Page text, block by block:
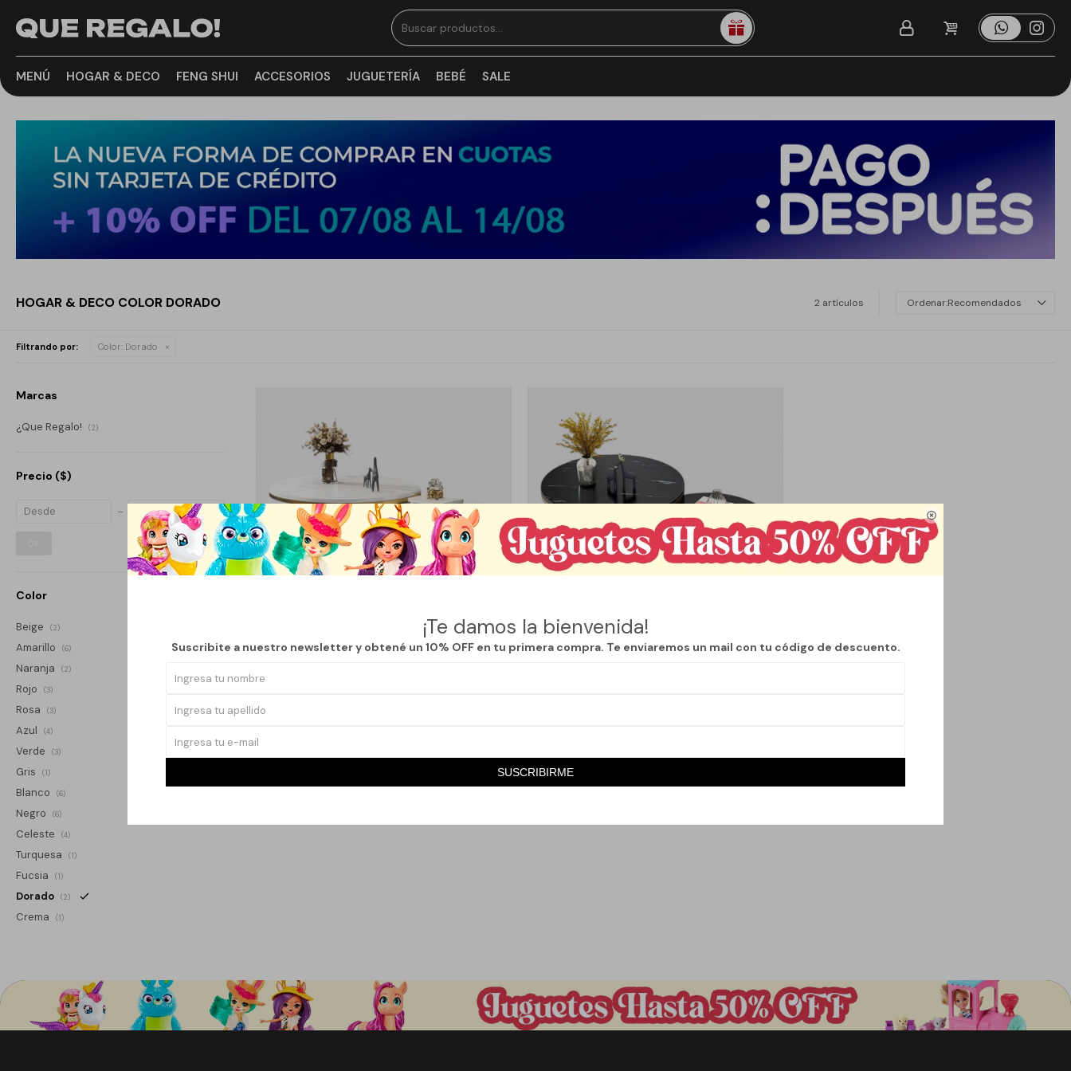

¡Te damos la bienvenida!
Suscribite a nuestro newsletter y obtené un 10% OFF en tu primera compra. Te enviaremos un mail con tu código de descuento.
SUSCRIBIRME
MENÚ HOGAR & DECO FENG SHUI ACCESORIOS JUGUETERÍA BEBÉ SALE
HOGAR & DECO COLOR DORADO 2 artículos Recomendados
Filtrando por: Color: Dorado
SET DE MESAS RATONAS CIRCULARES NIDO SIMIL
Marcas
¿Que Regalo! (2)
Precio ($)
Color
Beige (2)
Amarillo (6)
Naranja (2)
Rojo (3)
Rosa (3)
Azul (4)
Verde (3)
Gris (1)
Blanco (6)
Negro (6)
Celeste (4)
Turquesa (1)
Fucsia (1)
Dorado (2)
Crema (1)